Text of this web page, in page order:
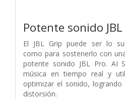
Potente sonido
El JBL Grip puede ser lo
como para sostenerlo con
potente sonido JBL Pro. AI
música en tiempo real y
optimizar el sonido,
distorsión.